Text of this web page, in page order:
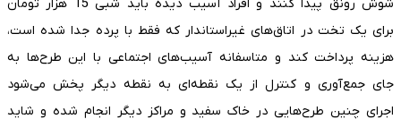
شوش رونق پیدا کنند و افراد آسیب دیده باید شبی 15 هزار تومان
برای یک تخت در اتاق‌های غیراستاندار که فقط با پرده جدا شده است،
هزینه پرداخت کند و متاسفانه آسیب‌های اجتماعی با این طرح‌ها به
جای جمع‌آوری و کنترل از یک نقطه‌ای به نقطه دیگر پخش می‌شود
اجرای چنین طرح‌هایی در خاک سفید و مراکز دیگر انجام شده و شاید